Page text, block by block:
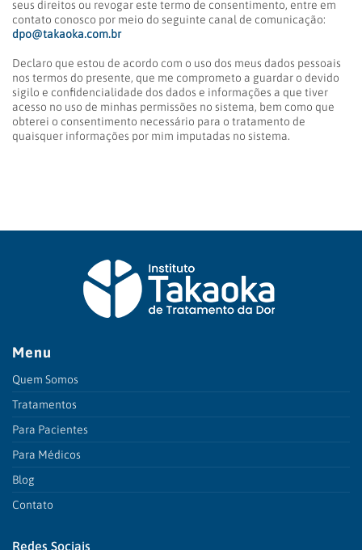
seus direitos ou revogar este termo de consentimento, entre em
contato conosco por meio do seguinte canal de comunicação:
dpo@takaoka.com.br
Declaro que estou de acordo com o uso dos meus dados pessoais
nos termos do presente, que me comprometo a guardar o devido
sigilo e confidencialidade dos dados e informações a que tiver
acesso no uso de minhas permissões no sistema, bem como que
obterei o consentimento necessário para o tratamento de
quaisquer informações por mim imputadas no sistema.
Menu
Quem Somos
Tratamentos
Para Pacientes
Para Médicos
Blog
Contato
Redes Sociais